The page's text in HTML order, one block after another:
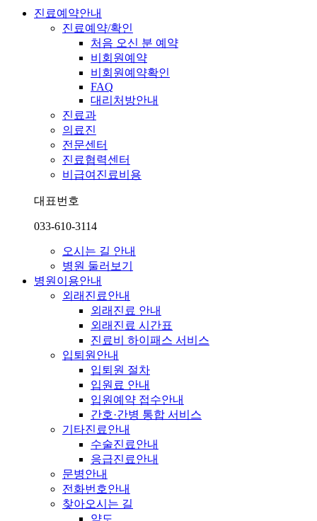
진료예약안내
진료예약/확인
처음 오신 분 예약
비회원예약
비회원예약확인
FAQ
대리처방안내
진료과
의료진
전문센터
진료협력센터
비급여진료비용
대표번호
033-610-3114
오시는 길 안내
병원 둘러보기
병원이용안내
외래진료안내
외래진료 안내
외래진료 시간표
진료비 하이패스 서비스
입퇴원안내
입퇴원 절차
입원료 안내
입원예약 접수안내
간호·간병 통합 서비스
기타진료안내
수술진료안내
응급진료안내
문병안내
전화번호안내
찾아오시는 길
약도